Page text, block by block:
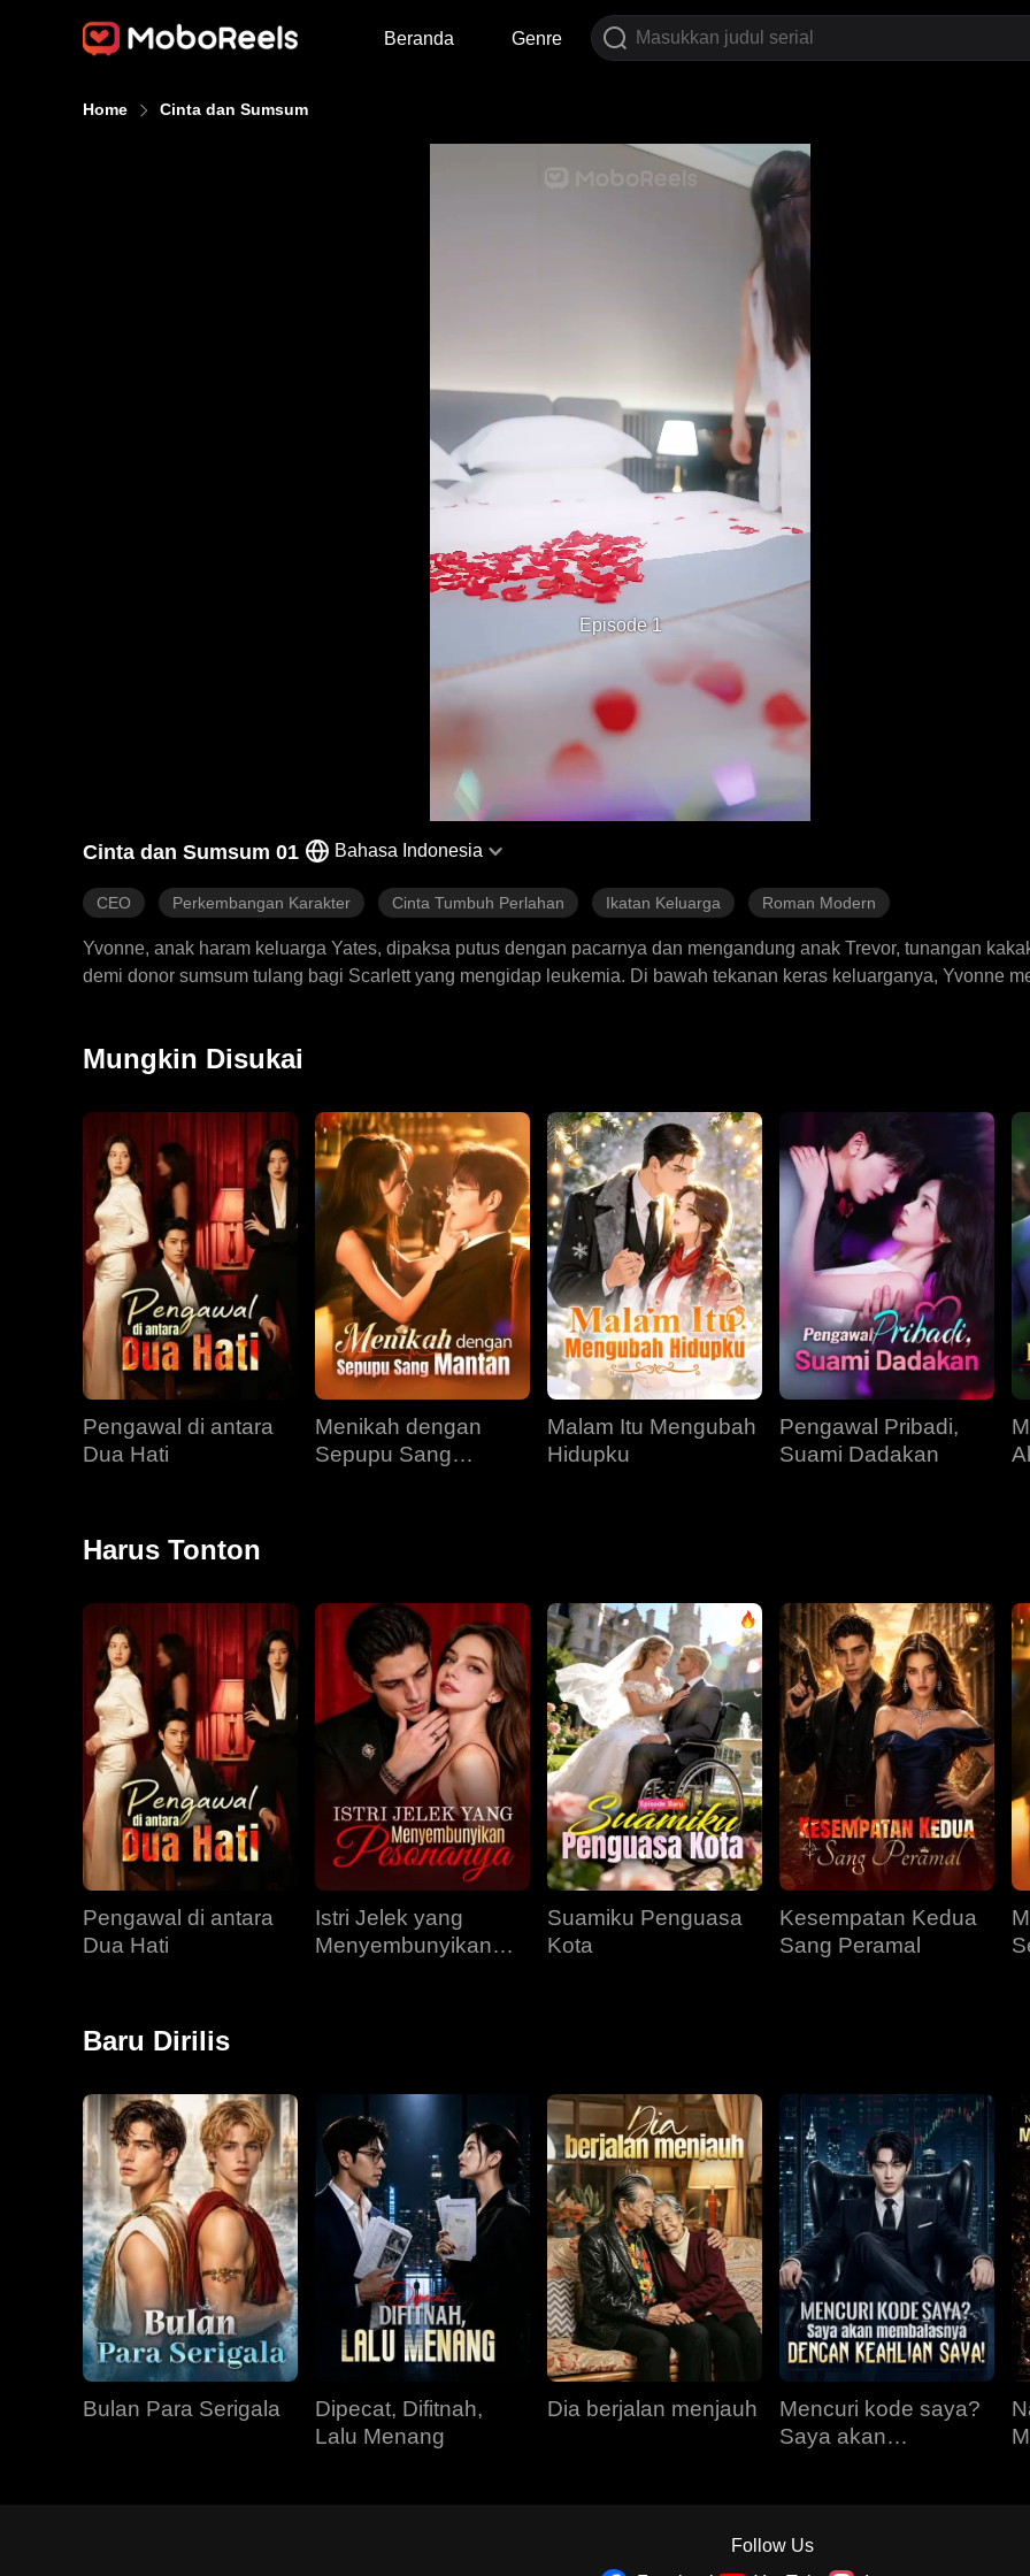
Beranda Genre
Home Cinta dan Sumsum
Episode 1
Cinta dan Sumsum 01 Bahasa Indonesia
CEO Perkembangan Karakter Cinta Tumbuh Perlahan Ikatan Keluarga Roman Modern
Yvonne, anak haram keluarga Yates, dipaksa putus dengan pacarnya dan mengandung anak Trevor, tunangan
demi donor sumsum tulang bagi Scarlett yang mengidap leukemia. Di bawah tekanan keras keluarganya, Yvonne
ditakdirkan penuh pergulatan. Terjebak dalam gairah dan konflik moral, masa depan mereka kini tidak menentu.
Mungkin Disukai
Pengawal di antara
Dua Hati
Menikah dengan
Sepupu Sang
Malam Itu Mengubah
Hidupku
Pengawal Pribadi,
Suami Dadakan
Harus Tonton
Pengawal di antara
Dua Hati
Istri Jelek yang
Menyembunyikan
Suamiku Penguasa
Kota
Kesempatan Kedua
Sang Peramal
Baru Dirilis
Bulan Para Serigala
Dipecat, Difitnah,
Lalu Menang
Dia berjalan menjauh
Mencuri kode saya?
Saya akan
Follow Us